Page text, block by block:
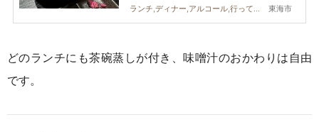
東海市
ランチ,ディナー,アルコール,行ってみたレポ
どのランチにも茶碗蒸しが付き、味噌汁のおかわりは自由
です。